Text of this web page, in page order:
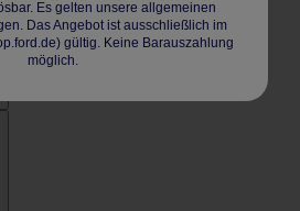
Es gelten unsere allgemeinen
Das Angebot ist ausschließlich im
gültig. Keine Barauszahlung
möglich.